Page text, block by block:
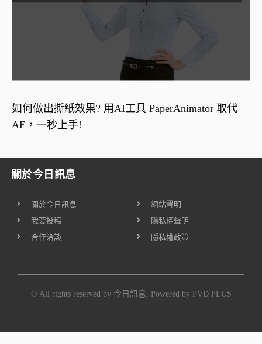
如何做出撕紙效果? 用AI工具 PaperAnimator 取代
AE，一秒上手!
關於今日訊息
關於今日訊息
我要投稿
合作洽談
網站聲明
隱私權聲明
隱私權政策
© All rights reserved by 今日訊息. Powered by PVD PLUS